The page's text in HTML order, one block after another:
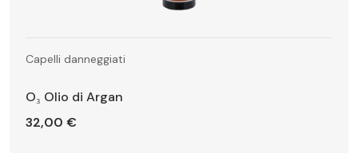
Capelli danneggiati
O₃ Olio di Argan
32,00 €